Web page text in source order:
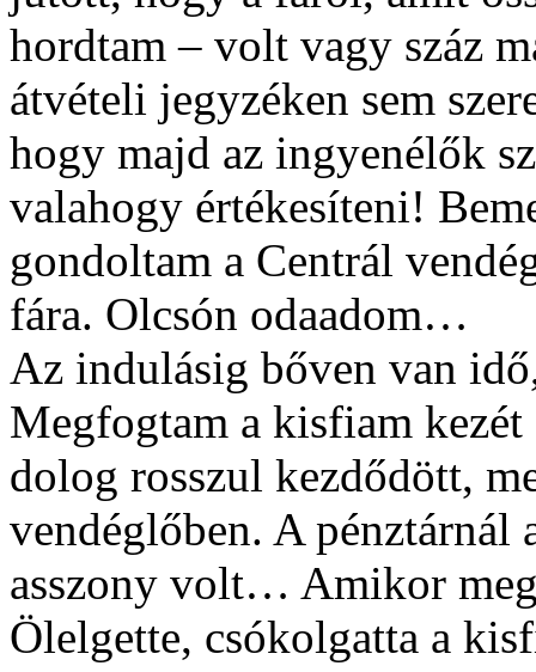
hordtam – volt vagy száz
átvételi jegyzéken sem
hogy majd az ingyenélők
valahogy értékesíteni!
gondoltam a Centrál
fára. Olcsón odaadom…
Az indulásig bőven van
Megfogtam a kisfiam
dolog rosszul kezdődött,
vendéglőben. A pénztárnál
asszony volt… Amikor
Ölelgette, csókolgatta a